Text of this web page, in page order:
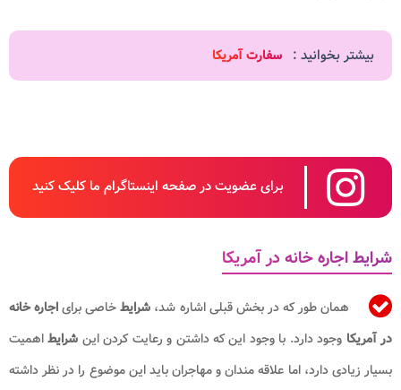
بیشتر بخوانید : سفارت آمریکا
برای عضویت در صفحه اینستاگرام ما کلیک کنید
شرایط اجاره خانه در آمریکا
همان طور که در بخش قبلی اشاره شد، شرایطخاصی برایاجاره خانه
در آمریکا وجود دارد. با وجود این که داشتن و رعایت کردن این شرایطاهمیت
بسیار زیادی دارد، اما علاقه مندان و مهاجران باید این موضوع را در نظر داشته